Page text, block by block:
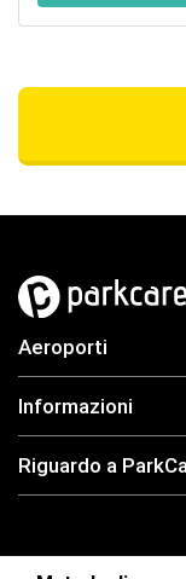
Aeroporti
Informazioni
Riguardo a